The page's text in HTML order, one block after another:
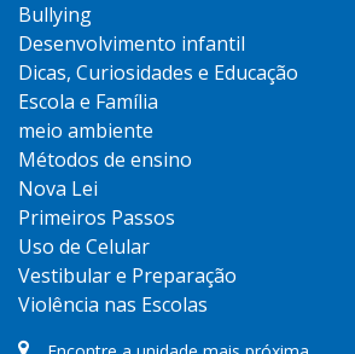
Bullying
Desenvolvimento infantil
Dicas, Curiosidades e Educação
Escola e Família
meio ambiente
Métodos de ensino
Nova Lei
Primeiros Passos
Uso de Celular
Vestibular e Preparação
Violência nas Escolas